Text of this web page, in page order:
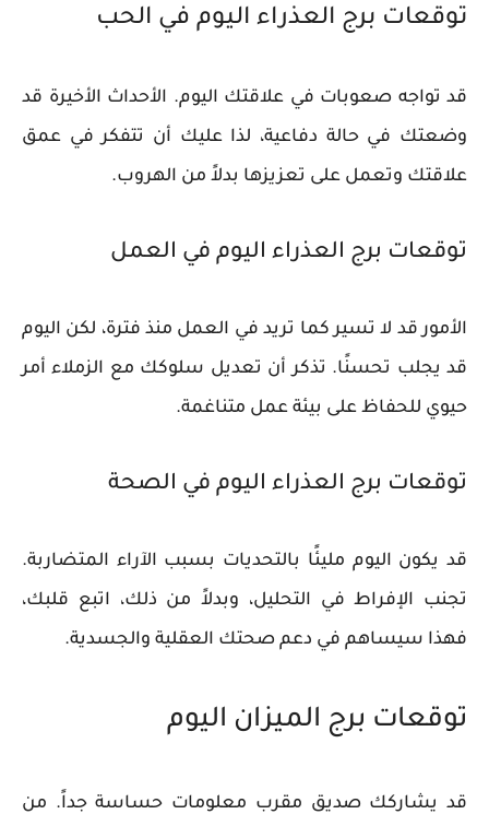
توقعات برج العذراء اليوم في الحب
قد تواجه صعوبات في علاقتك اليوم. الأحداث الأخيرة قد
وضعتك في حالة دفاعية، لذا عليك أن تتفكر في عمق
علاقتك وتعمل على تعزيزها بدلاً من الهروب.
توقعات برج العذراء اليوم في العمل
الأمور قد لا تسير كما تريد في العمل منذ فترة، لكن اليوم
قد يجلب تحسنًا. تذكر أن تعديل سلوكك مع الزملاء أمر
حيوي للحفاظ على بيئة عمل متناغمة.
توقعات برج العذراء اليوم في الصحة
قد يكون اليوم مليئًا بالتحديات بسبب الآراء المتضاربة.
تجنب الإفراط في التحليل، وبدلاً من ذلك، اتبع قلبك،
فهذا سيساهم في دعم صحتك العقلية والجسدية.
توقعات برج الميزان اليوم
قد يشاركك صديق مقرب معلومات حساسة جداً. من